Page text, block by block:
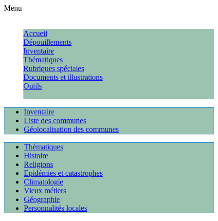
Menu
Accueil
Dépouillements
Inventaire
Thématiques
Rubriques spéciales
Documents et illustrations
Outils
Inventaire
Liste des communes
Géolocalisation des communes
Thématiques
Histoire
Religions
Epidémies et catastrophes
Climatologie
Vieux métiers
Géographie
Personnalités locales